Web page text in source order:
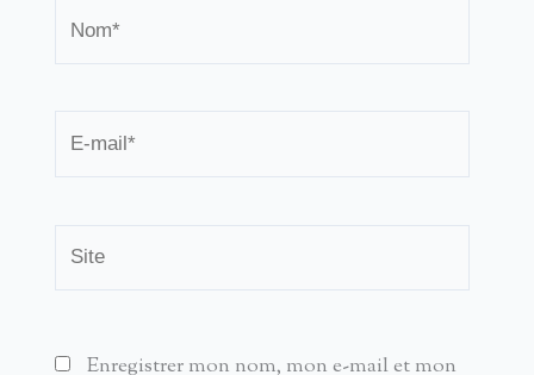
mail*
Enregistrer mon nom, mon e-mail et mon